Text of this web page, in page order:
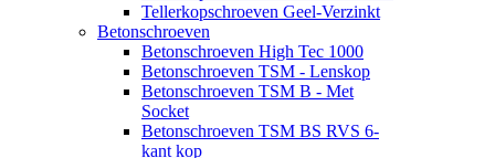
Tellerkopschroeven Geel-Verzinkt
Betonschroeven
Betonschroeven High Tec 1000
Betonschroeven TSM - Lenskop
Betonschroeven TSM B - Met
Socket
Betonschroeven TSM BS RVS 6-
kant kop